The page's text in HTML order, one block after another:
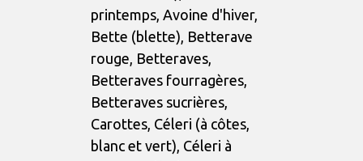
printemps, Avoine d'hiver,
Bette (blette), Betterave
rouge, Betteraves,
Betteraves fourragères,
Betteraves sucrières,
Carottes, Céleri (à côtes,
blanc et vert), Céleri à